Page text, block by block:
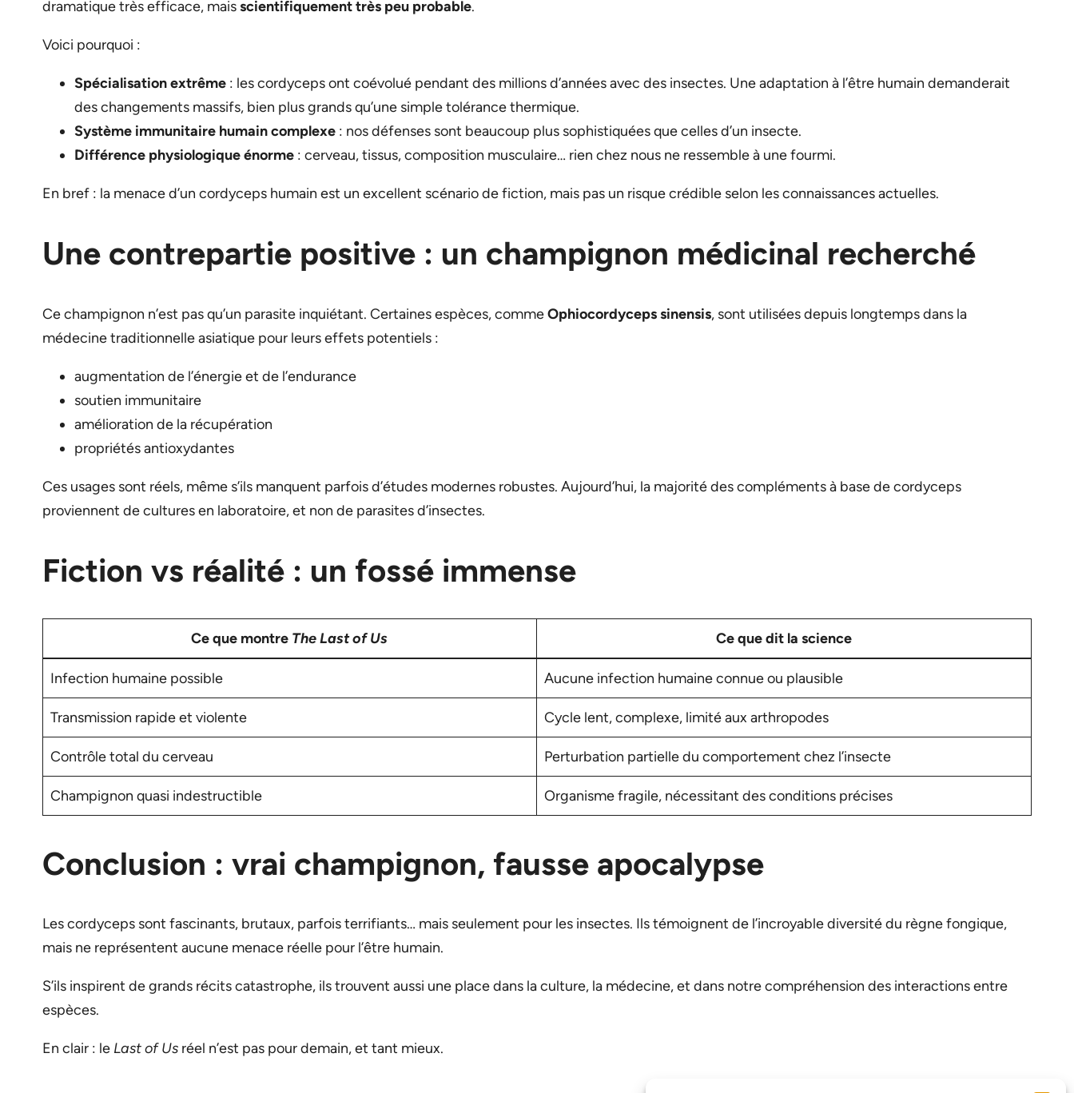
dramatique très efficace, maisscientifiquement très peu probable.
Voici pourquoi :
Spécialisation extrême: les cordyceps ont coévolué pendant des millions d’années avec des insectes. Une adaptation à l’être humain demanderait
des changements massifs, bien plus grands qu’une simple tolérance thermique.
Système immunitaire humain complexe: nos défenses sont beaucoup plus sophistiquées que celles d’un insecte.
Différence physiologique énorme: cerveau, tissus, composition musculaire… rien chez nous ne ressemble à une fourmi.
En bref : la menace d’un cordyceps humain est un excellent scénario de fiction, mais pas un risque crédible selon les connaissances actuelles.
Une contrepartie positive : un champignon médicinal recherché
Ce champignon n’est pas qu’un parasite inquiétant. Certaines espèces, commeOphiocordyceps sinensis, sont utilisées depuis longtemps dans la
médecine traditionnelle asiatique pour leurs effets potentiels :
augmentation de l’énergie et de l’endurance
soutien immunitaire
amélioration de la récupération
propriétés antioxydantes
Ces usages sont réels, même s’ils manquent parfois d’études modernes robustes. Aujourd’hui, la majorité des compléments à base de cordyceps
proviennent de cultures en laboratoire, et non de parasites d’insectes.
Fiction vs réalité : un fossé immense
Ce que montre The Last of Us Ce que dit la science
Infection humaine possible Aucune infection humaine connue ou plausible
Transmission rapide et violente Cycle lent, complexe, limité aux arthropodes
Contrôle total du cerveau Perturbation partielle du comportement chez l’insecte
Champignon quasi indestructible Organisme fragile, nécessitant des conditions précises
Conclusion : vrai champignon, fausse apocalypse
Les cordyceps sont fascinants, brutaux, parfois terrifiants… mais seulement pour les insectes. Ils témoignent de l’incroyable diversité du règne fongique,
mais ne représentent aucune menace réelle pour l’être humain.
S’ils inspirent de grands récits catastrophe, ils trouvent aussi une place dans la culture, la médecine, et dans notre compréhension des interactions entre
espèces.
En clair : le Last of Usréel n’est pas pour demain, et tant mieux.